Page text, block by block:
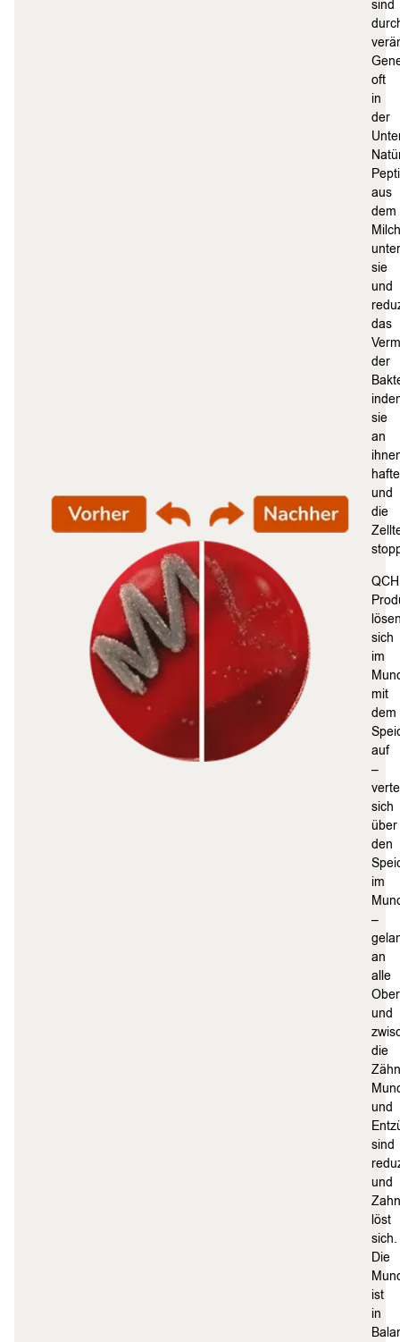
sind
oft
in
der
aus
dem
sie
und
das
der
sie
an
und
die
sich
im
mit
dem
auf
–
sich
über
den
im
–
an
alle
und
die
und
sind
und
löst
sich.
Die
ist
in